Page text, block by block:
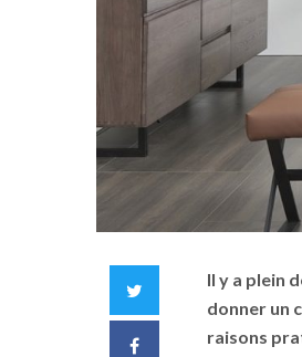
Facebook
Il y a plein
donner un
raisons